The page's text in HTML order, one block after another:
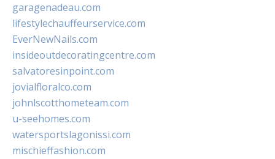
garagenadeau.com
lifestylechauffeurservice.com
EverNewNails.com
insideoutdecoratingcentre.com
salvatoresinpoint.com
jovialfloralco.com
johnlscotthometeam.com
u-seehomes.com
watersportslagonissi.com
mischieffashion.com